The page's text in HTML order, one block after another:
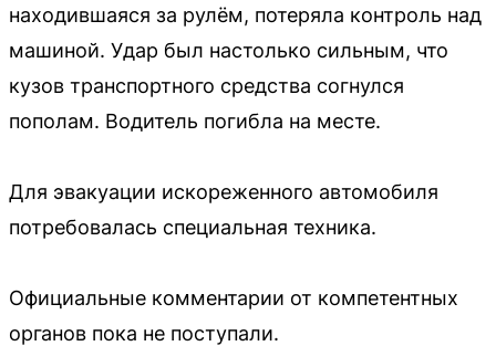
находившаяся за рулём, потеряла контроль над
машиной. Удар был настолько сильным, что
кузов транспортного средства согнулся
пополам. Водитель погибла на месте.
Для эвакуации искореженного автомобиля
потребовалась специальная техника.
Официальные комментарии от компетентных
органов пока не поступали.